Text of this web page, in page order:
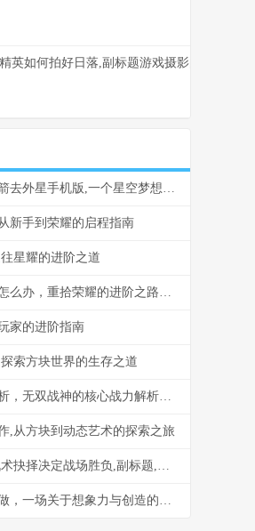
英如何拍好日落,副标题游戏摄影的艺术与时
《我的世界怎么做火箭去外星手机版,一个星空梦想的实现指南》
新手到荣耀的启程指南
星耀的进阶之道
**王者荣耀低于80分怎么办，重拾荣耀的进阶之路，副标题：从低谷到巅峰的实战反思**
家的进阶指南
索方块世界的生存之道
乱世王者吕布技能剖析，无双战神的核心战力解析，副标题，霸者无双的战场艺术
,从方块到动态艺术的探索之旅
王者凯带什么技能,战术抉择决定战场胜负,副标题,荣耀峡谷的利刃如何淬炼
我的世界氪气球怎么做，一场关于想象力与创造的飞行之旅